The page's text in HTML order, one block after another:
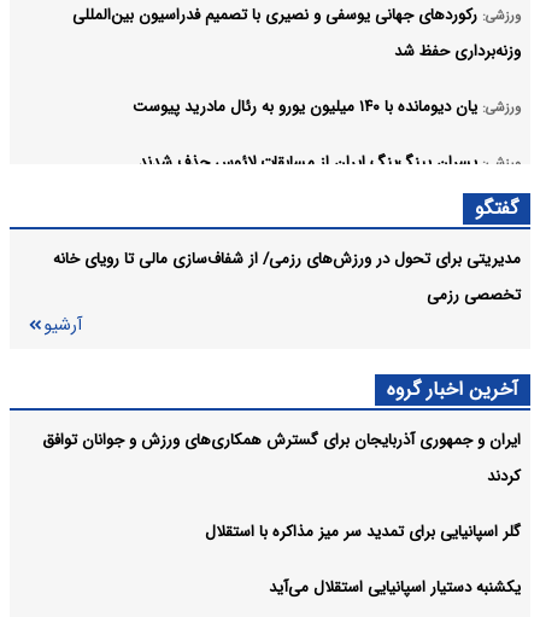
ورزشی: رکوردهای جهانی یوسفی و نصیری با تصمیم فدراسیون بین‌المللی
وزنه‌برداری حفظ شد
ورزشی: یان دیومانده با ۱۴۰ میلیون یورو به رئال مادرید پیوست
ورزشی: پسران پینگ‌پنگ ایران از مسابقات لائوس حذف شدند
گفتگو
مدیریتی برای تحول در ورزش‌های رزمی/ از شفاف‌سازی مالی تا رویای خانه
تخصصی رزمی
آرشیو
آخرین اخبار گروه
ایران و جمهوری آذربایجان برای گسترش همکاری‌های ورزش و جوانان توافق
کردند
گلر اسپانیایی برای تمدید سر میز مذاکره با استقلال
یکشنبه دستیار اسپانیایی استقلال می‌آید